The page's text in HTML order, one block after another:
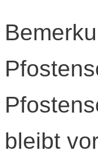
bleibt